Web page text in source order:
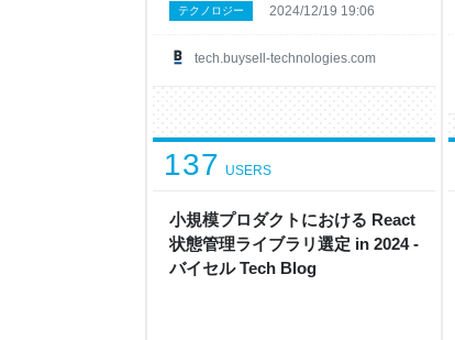
tech.buysell-technologies.com
テクノロジー 2024/12/19 19:06
小規模プロダクトにおける React
状態管理ライブラリ選定 in 2024 -
バイセル Tech Blog
137 USERS